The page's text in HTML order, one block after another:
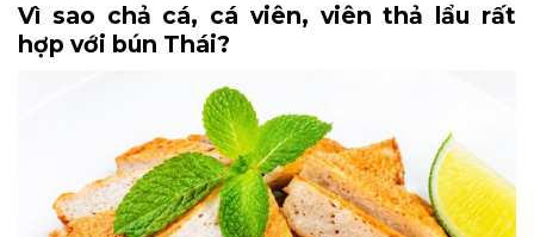
Vì sao chả cá, cá viên, viên thả lẩu rất
hợp với bún Thái?